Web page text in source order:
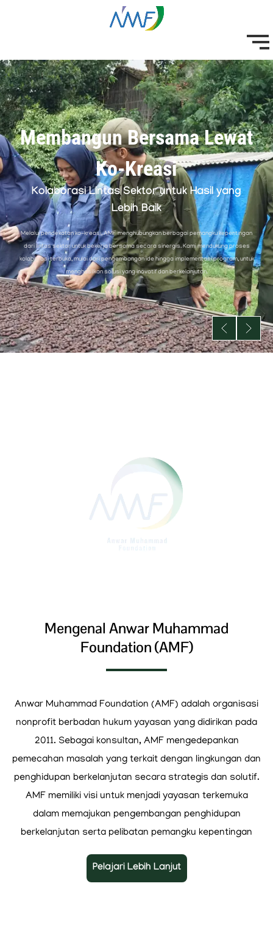
Membangun Bersama Lewat
Ko-Kreasi
Kolaborasi Lintas Sektor untuk Hasil yang
Lebih Baik
Melalui pendekatan ko-kreasi, AMF menghubungkan berbagai pemangku kepentingan
dari lintas sektor untuk bekerja bersama secara sinergis. Kami mendukung proses
kolaborasi terbuka, mulai dari pengembangan ide hingga implementasi program, untuk
menghasilkan solusi yang inovatif dan berkelanjutan.
Mengenal Anwar Muhammad
Foundation (AMF)
Anwar Muhammad Foundation (AMF) adalah organisasi
nonprofit berbadan hukum yayasan yang didirikan pada
2011. Sebagai konsultan, AMF mengedepankan
pemecahan masalah yang terkait dengan lingkungan dan
penghidupan berkelanjutan secara strategis dan solutif.
AMF memiliki visi untuk menjadi yayasan terkemuka
dalam memajukan pengembangan penghidupan
berkelanjutan serta pelibatan pemangku kepentingan
Pelajari Lebih Lanjut